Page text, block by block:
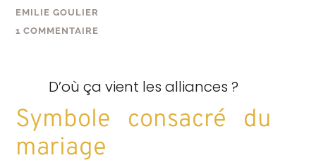
EMILIE GOULIER
1 COMMENTAIRE
D’où ça vient les alliances ?
Symbole consacré du
mariage